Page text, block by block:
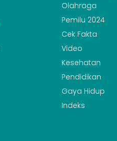
Olahraga
Pemilu 2024
Cek Fakta
Video
Kesehatan
Pendidikan
Gaya Hidup
Indeks